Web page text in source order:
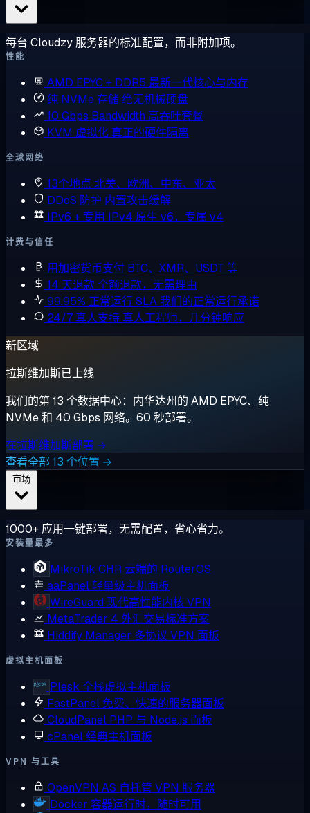
每台 Cloudzy 服务器的标准配置，而非附加项。
性能
AMD EPYC + DDR5 最新一代核心与内存
纯 NVMe 存储绝无机械硬盘
10 Gbps Bandwidth 高吞吐套餐
KVM 虚拟化 真正的硬件隔离
全球网络
13个地点 北美、欧洲、中东、亚太
DDoS 防护 内置攻击缓解
IPv6 + 专用 IPv4 原生 v6，专属 v4
计费与信任
用加密货币支付 BTC、XMR、USDT 等
14 天退款全额退款，无需理由
99.95% 正常运行 SLA我们的正常运行承诺
24/7 真人支持 真人工程师，几分钟响应
新区域
拉斯维加斯已上线
我们的第 13 个数据中心：内华达州的 AMD EPYC、纯
NVMe 和 40 Gbps 网络。60 秒部署。
在拉斯维加斯部署 →
查看全部 13 个位置 →
1000+ 应用一键部署，无需配置，省心省力。
安装量最多
MikroTik CHR 云端的 RouterOS
aaPanel轻量级主机面板
WireGuard 现代高性能内核 VPN
MetaTrader 4 外汇交易标准方案
Hiddify Manager 多协议 VPN 面板
虚拟主机面板
Plesk 全栈虚拟主机面板
FastPanel 免费、快速的服务器面板
CloudPanel PHP 与 Node.js 面板
cPanel经典主机面板
VPN 与工具
OpenVPN AS 自托管 VPN 服务器
Docker 容器运行时，随时可用